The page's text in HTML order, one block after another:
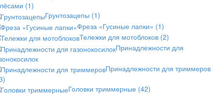
(1)
Грунтозацепы (1)
Фреза «Гусиные лапки» (1)
Тележки для мотоблоков (2)
Принадлежности для
Принадлежности для триммеров
Головки триммерные (42)